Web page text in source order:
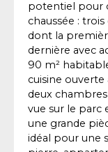
potentiel pour
chaussée :
dont la
dernière avec
90 m²
cuisine ouverte
deux
vue sur le parc
une grande
idéal pour une